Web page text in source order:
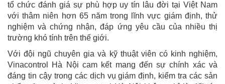
tổ chức đánh giá sự phù hợp uy tín lâu đời tại Việt Nam
với thâm niên hơn 65 năm trong lĩnh vực giám định, thử
nghiệm và chứng nhận, đáp ứng yêu cầu của nhiều thị
trường khó tính trên thế giới.
Với đội ngũ chuyên gia và kỹ thuật viên có kinh nghiệm,
Vinacontrol Hà Nội cam kết mang đến sự chính xác và
đáng tin cậy trong các dịch vụ giám định, kiểm tra các sản